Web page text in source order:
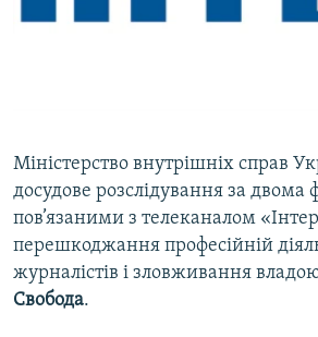
ВІДЕОУРОКИ «ELIFBE»
Усі сайти RFE/RL
Міністерство внутрішніх справ
досудове розслідування за двома
пов’язаними з телеканалом
перешкоджання професійній
журналістів і зловживання
Свобода.